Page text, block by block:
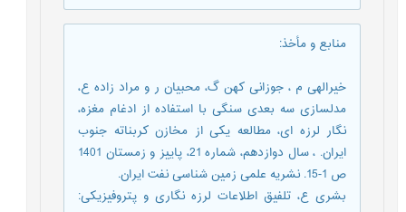
منابع و مأخذ:
خیرالهی م ، جوزانی کهن گ، محبیان ر و مراد زاده ع،
مدلسازی سه بعدی سنگی با استفاده از ادغام مغزه،
نگار لرزه ای، مطالعه یکی از مخازن کربناته جنوب
ایران. ، سال دوازدهم، شماره 21، پاییز و زمستان 1401
ص 1-15. نشریه علمی زمین شناسی نفت ایران.
بشری ع، تلفیق اطلاعات لرزه نگاری و پتروفیزیکی: